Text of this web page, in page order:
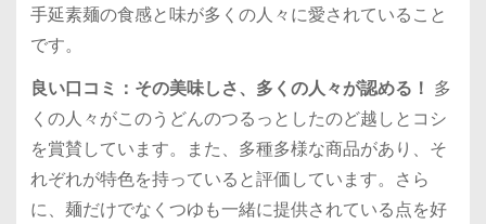
手延素麺の食感と味が多くの人々に愛されていること
です。
良い口コミ：その美味しさ、多くの人々が認める！ 多
くの人々がこのうどんのつるっとしたのど越しとコシ
を賞賛しています。また、多種多様な商品があり、そ
れぞれが特色を持っていると評価しています。さら
に、麺だけでなくつゆも一緒に提供されている点を好